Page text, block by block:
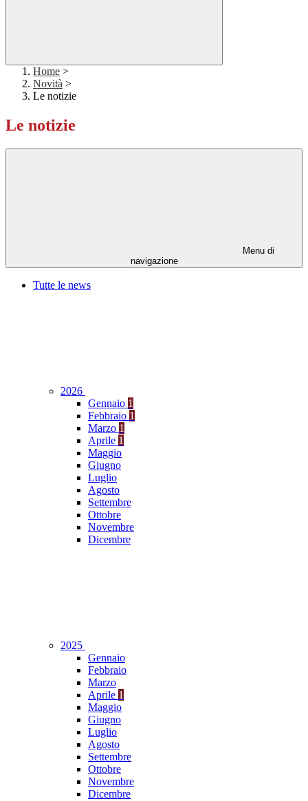
Home >
Novità >
Le notizie
Le notizie
Menu di
navigazione
Tutte le news
2026
Gennaio 1
Febbraio 1
Marzo 1
Aprile 1
Maggio
Giugno
Luglio
Agosto
Settembre
Ottobre
Novembre
Dicembre
2025
Gennaio
Febbraio
Marzo
Aprile 1
Maggio
Giugno
Luglio
Agosto
Settembre
Ottobre
Novembre
Dicembre